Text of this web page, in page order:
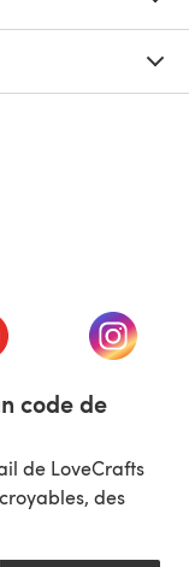
onglet)
dans un(s'ouvre
code de
de LoveCrafts
des